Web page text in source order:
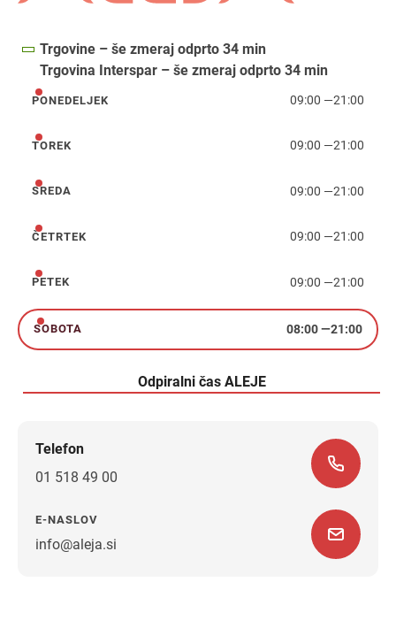
Trgovine – še zmeraj odprto 34 min
Trgovina Interspar – še zmeraj odprto 34 min
ponedeljek
PONEDELJEK 09:00 —21:00
torek
TOREK 09:00 —21:00
sreda
SREDA 09:00 —21:00
četrtek
ČETRTEK 09:00 —21:00
petek
PETEK 09:00 —21:00
sobota
SOBOTA 08:00—21:00
Odpiralni čas ALEJE
Telefon
01 518 49 00
E-NASLOV
info@aleja.si